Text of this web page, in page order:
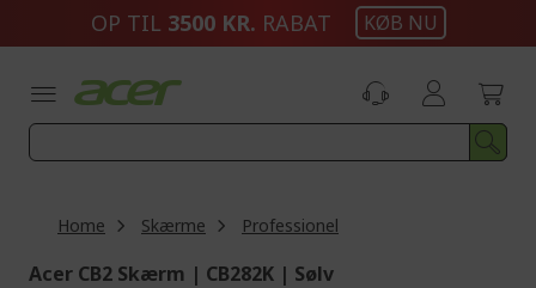
OP TIL 3500 KR. RABAT KØB NU
Home Skærme Professionel
Acer CB2 Skærm | CB282K | Sølv